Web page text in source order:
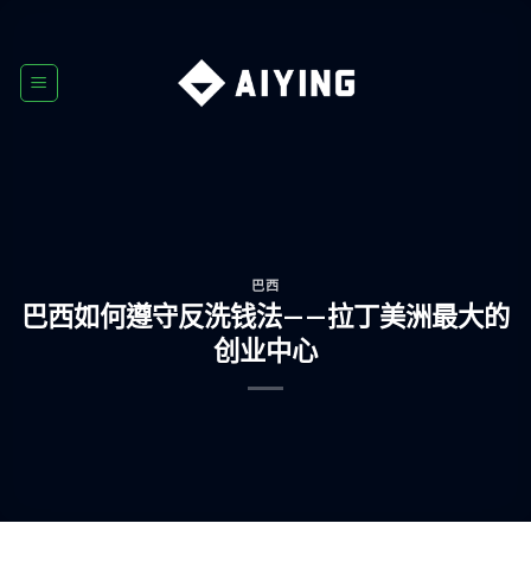
content
巴西
巴西如何遵守反洗钱法——拉丁美洲最大的
创业中心